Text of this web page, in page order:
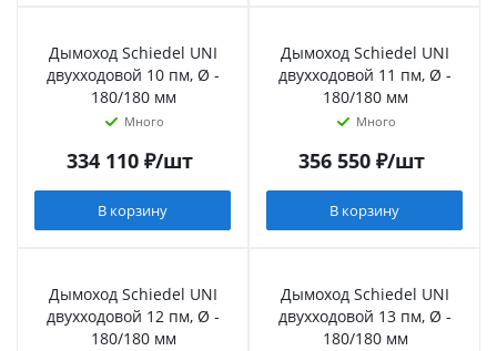
Дымоход Schiedel UNI
двухходовой 10 пм, Ø -
180/180 мм
Много
334 110₽/шт
В корзину
Дымоход Schiedel UNI
двухходовой 11 пм, Ø -
180/180 мм
Много
356 550₽/шт
В корзину
Дымоход Schiedel UNI
двухходовой 12 пм, Ø -
180/180 мм
Дымоход Schiedel UNI
двухходовой 13 пм, Ø -
180/180 мм